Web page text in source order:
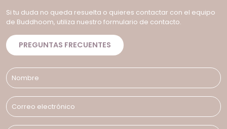
Si tu duda no queda resuelta o quieres contactar con el equipo
de Buddhoom, utiliza nuestro formulario de contacto.
PREGUNTAS FRECUENTES